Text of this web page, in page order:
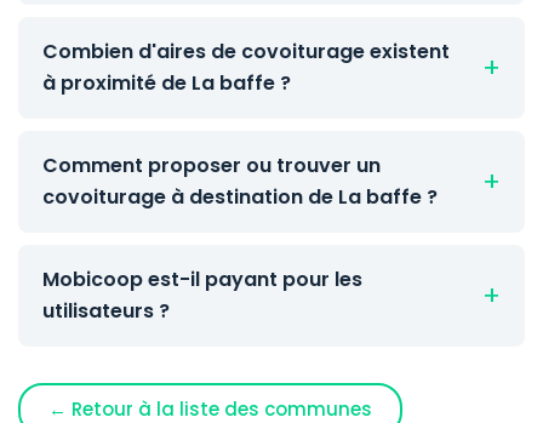
Combien d'aires de covoiturage existent
à proximité de La baffe ?
Comment proposer ou trouver un
covoiturage à destination de La baffe ?
Mobicoop est-il payant pour les
utilisateurs ?
← Retour à la liste des communes